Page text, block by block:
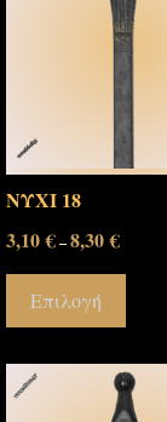
ΝΥΧΙ 18
3,10€–8,30€
Επιλογή